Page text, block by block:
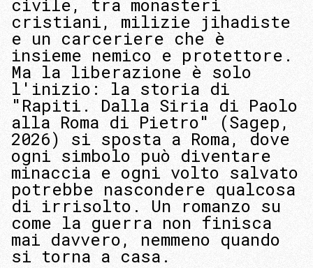
civile, tra monasteri
cristiani, milizie jihadiste
e un carceriere che è
insieme nemico e protettore.
Ma la liberazione è solo
l'inizio: la storia di
"Rapiti. Dalla Siria di Paolo
alla Roma di Pietro" (Sagep,
2026) si sposta a Roma, dove
ogni simbolo può diventare
minaccia e ogni volto salvato
potrebbe nascondere qualcosa
di irrisolto. Un romanzo su
come la guerra non finisca
mai davvero, nemmeno quando
si torna a casa.